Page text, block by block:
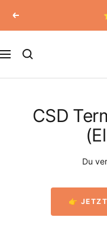
zumZurück
Navigation
CSD
Du
👉